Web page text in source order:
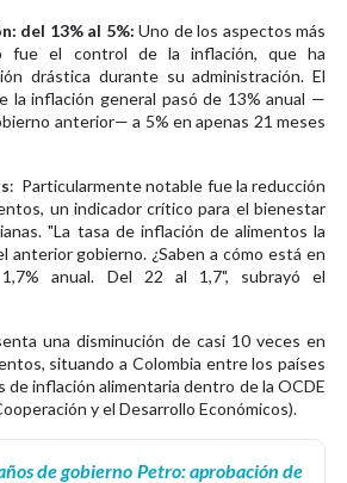
del 13% al 5%: Uno de los aspectos más
fue el control de la inflación, que ha
drástica durante su administración. El
la inflación general pasó de 13% anual —
anterior— a 5% en apenas 21 meses
: Particularmente notable fue la reducción
un indicador crítico para el bienestar
"La tasa de inflación de alimentos la
anterior gobierno. ¿Saben a cómo está en
anual. Del 22 al 1,7", subrayó el
una disminución de casi 10 veces en
situando a Colombia entre los países
de inflación alimentaria dentro de la OCDE
y el Desarrollo Económicos).
de gobierno Petro: aprobación de